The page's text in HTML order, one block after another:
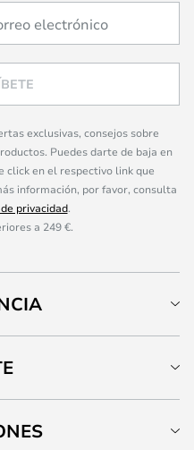
exclusivas, consejos sobre
Puedes darte de baja en
click en el respectivo link que
información, por favor, consulta
privacidad.
a 249 €.